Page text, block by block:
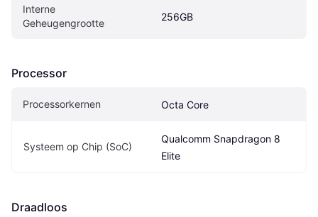
Interne
Geheugengrootte
256GB
Processor
Processorkernen Octa Core
Systeem op Chip (SoC)
Qualcomm Snapdragon 8
Elite
Draadloos